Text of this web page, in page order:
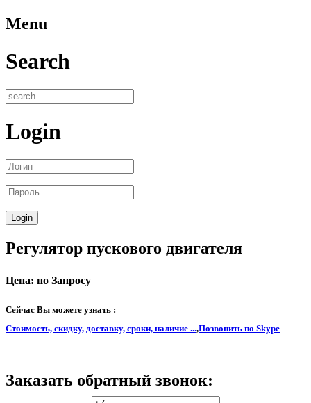
Menu
Search
Login
Регулятор пускового двигателя
Цена: по Запросу
Сейчас Вы можете узнать :
Стоимость, скидку, доставку, сроки, наличие ...,Позвонить по Skype
Заказать обратный звонок: